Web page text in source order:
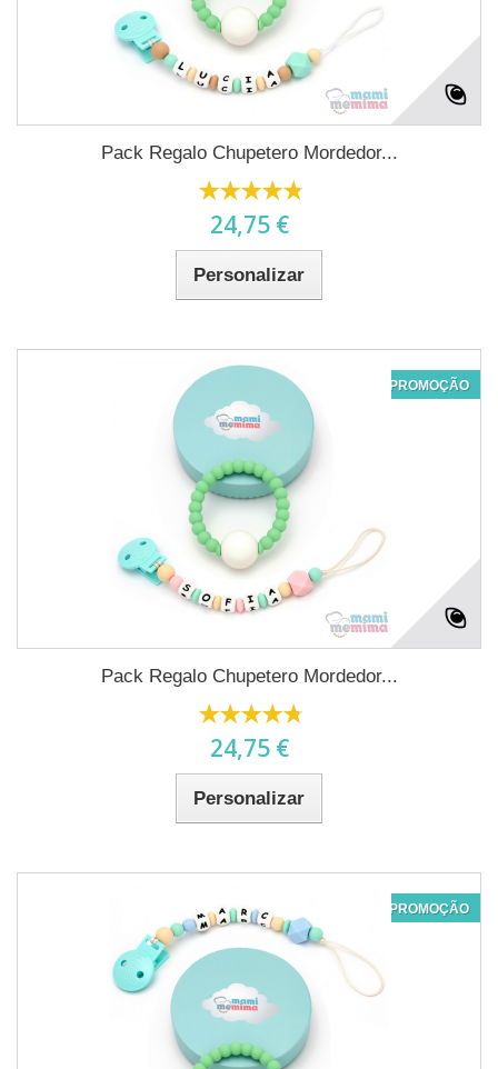
Pack Regalo Chupetero Mordedor...
24,75 €
Personalizar
PROMOÇÃO
Pack Regalo Chupetero Mordedor...
24,75 €
Personalizar
PROMOÇÃO